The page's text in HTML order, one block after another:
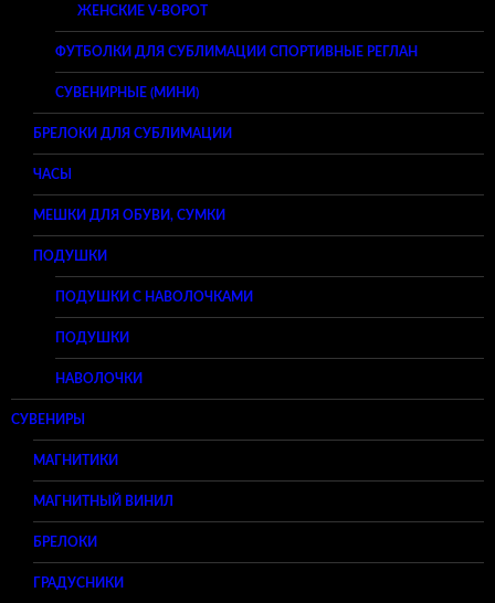
ЖЕНСКИЕ V-ВОРОТ
ФУТБОЛКИ ДЛЯ СУБЛИМАЦИИ СПОРТИВНЫЕ РЕГЛАН
СУВЕНИРНЫЕ (МИНИ)
БРЕЛОКИ ДЛЯ СУБЛИМАЦИИ
ЧАСЫ
МЕШКИ ДЛЯ ОБУВИ, СУМКИ
ПОДУШКИ
ПОДУШКИ С НАВОЛОЧКАМИ
ПОДУШКИ
НАВОЛОЧКИ
СУВЕНИРЫ
МАГНИТИКИ
МАГНИТНЫЙ ВИНИЛ
БРЕЛОКИ
ГРАДУСНИКИ